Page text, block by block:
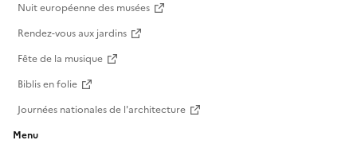
Nuit européenne des musées
Rendez-vous aux jardins
Fête de la musique
Biblis en folie
Journées nationales de l'architecture
Menu